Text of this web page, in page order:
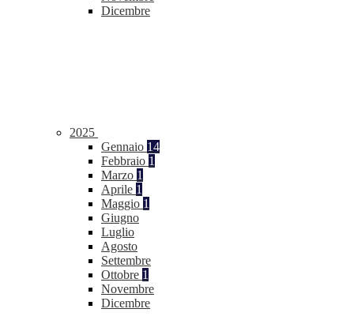
Dicembre
2025
Gennaio 14
Febbraio 1
Marzo 1
Aprile 1
Maggio 1
Giugno
Luglio
Agosto
Settembre
Ottobre 1
Novembre
Dicembre